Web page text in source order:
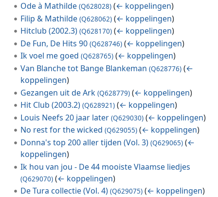
Ode à Mathilde (Q628028) (← koppelingen)
Filip & Mathilde (Q628062) (← koppelingen)
Hitclub (2002.3) (Q628170) (← koppelingen)
De Fun, De Hits 90 (Q628746) (← koppelingen)
Ik voel me goed (Q628765) (← koppelingen)
Van Blanche tot Bange Blankeman (Q628776) (←
koppelingen)
Gezangen uit de Ark (Q628779) (← koppelingen)
Hit Club (2003.2) (Q628921) (← koppelingen)
Louis Neefs 20 jaar later (Q629030) (← koppelingen)
No rest for the wicked (Q629055) (← koppelingen)
Donna's top 200 aller tijden (Vol. 3) (Q629065) (←
koppelingen)
Ik hou van jou - De 44 mooiste Vlaamse liedjes
(Q629070) (← koppelingen)
De Tura collectie (Vol. 4) (Q629075) (← koppelingen)